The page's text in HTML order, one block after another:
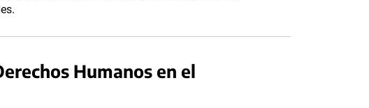
Humanos en el